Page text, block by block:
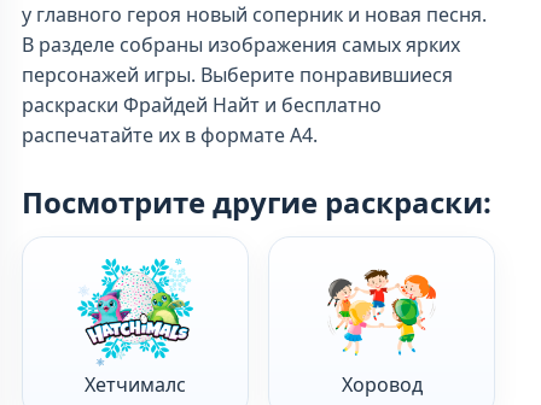
у главного героя новый соперник и новая песня.
В разделе собраны изображения самых ярких
персонажей игры. Выберите понравившиеся
раскраски Фрайдей Найт и бесплатно
распечатайте их в формате А4.
Посмотрите другие раскраски:
Хетчималс Хоровод